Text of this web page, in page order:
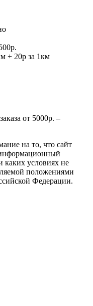
+ 20р за 1км
от 5000р. –
на то, что сайт
каких условиях не
положениями
Федерации.